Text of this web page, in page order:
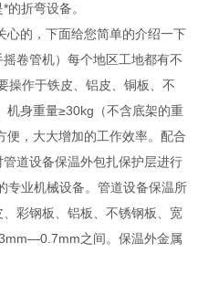
折弯设备。
心的，下面给您简单的介绍一下
卷管机）每个地区工地都有不
作于铁皮、铝皮、铜板、不
机身重量≥30kg（不含底架的重
便，大大增加的工作效率。配合
道设备保温外包扎保护层进行
专业机械设备。管道设备保温所
彩钢板、铝板、不锈钢板、宽
之间。保温外金属